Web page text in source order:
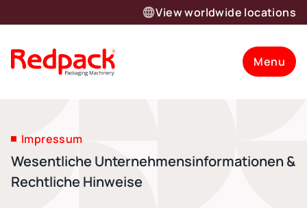
View worldwide locations
Menu
Impressum
Wesentliche Unternehmensinformationen &
Rechtliche Hinweise